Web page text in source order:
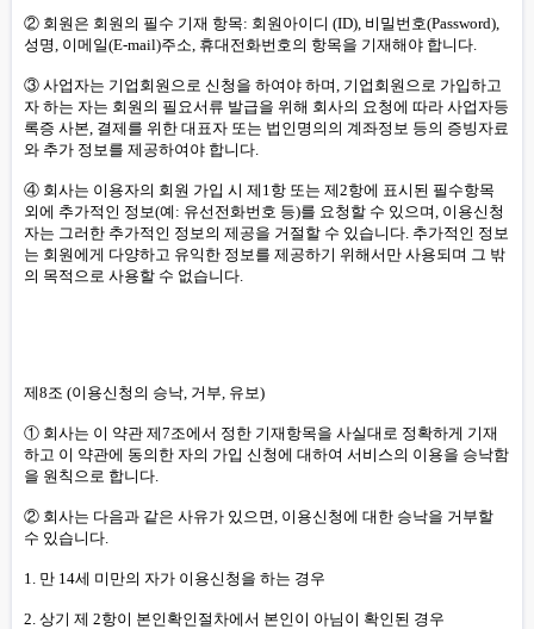
② 회원은 회원의 필수 기재 항목: 회원아이디 (ID), 비밀번호(Password),
성명, 이메일(E-mail)주소, 휴대전화번호의 항목을 기재해야 합니다.
③ 사업자는 기업회원으로 신청을 하여야 하며, 기업회원으로 가입하고
자 하는 자는 회원의 필요서류 발급을 위해 회사의 요청에 따라 사업자등
록증 사본, 결제를 위한 대표자 또는 법인명의의 계좌정보 등의 증빙자료
와 추가 정보를 제공하여야 합니다.
④ 회사는 이용자의 회원 가입 시 제1항 또는 제2항에 표시된 필수항목
외에 추가적인 정보(예: 유선전화번호 등)를 요청할 수 있으며, 이용신청
자는 그러한 추가적인 정보의 제공을 거절할 수 있습니다. 추가적인 정보
는 회원에게 다양하고 유익한 정보를 제공하기 위해서만 사용되며 그 밖
의 목적으로 사용할 수 없습니다.
제8조 (이용신청의 승낙, 거부, 유보)
① 회사는 이 약관 제7조에서 정한 기재항목을 사실대로 정확하게 기재
하고 이 약관에 동의한 자의 가입 신청에 대하여 서비스의 이용을 승낙함
을 원칙으로 합니다.
② 회사는 다음과 같은 사유가 있으면, 이용신청에 대한 승낙을 거부할
수 있습니다.
1. 만 14세 미만의 자가 이용신청을 하는 경우
2. 상기 제 2항이 본인확인절차에서 본인이 아님이 확인된 경우